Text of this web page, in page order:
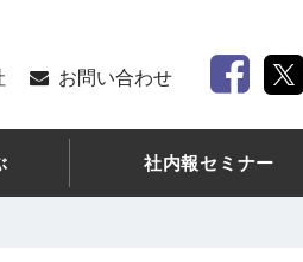
お問い合わせ
社内報セミナー